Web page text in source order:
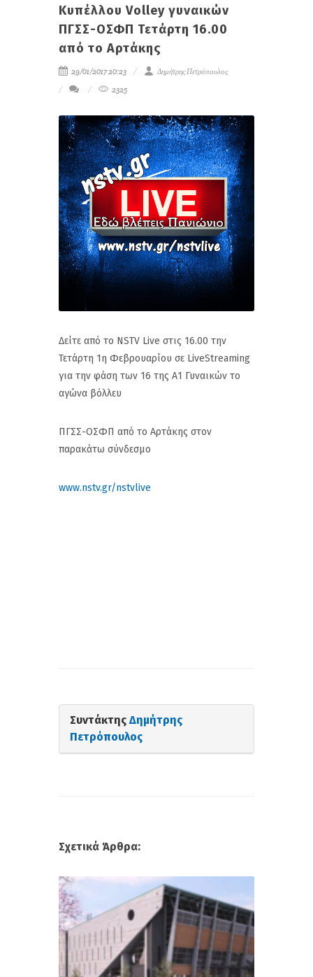
Κυπέλλου Volley γυναικών
ΠΓΣΣ-ΟΣΦΠ Τετάρτη 16.00
από το Αρτάκης
29/01/2017 20:23
Δημήτρης Πετρόπουλος
2325
Δείτε από το NSTV Live στις 16.00 την
Τετάρτη 1η Φεβρουαρίου σε LiveStreaming
για την φάση των 16 της Α1 Γυναικών το
αγώνα βόλλευ
ΠΓΣΣ-ΟΣΦΠ από το Αρτάκης στον
παρακάτω σύνδεσμο
www.nstv.gr/nstvlive
Συντάκτης Δημήτρης
Πετρόπουλος
Σχετικά Άρθρα: